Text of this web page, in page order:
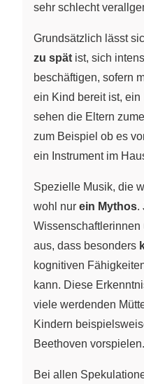
sehr schlecht
Grundsätzlich lässt
zu spät ist, sich
beschäftigen, sofern
ein Kind bereit ist, ein
sehen die Eltern
zum Beispiel ob es
ein Instrument im
Spezielle Musik, die
wohl nur ein Mythos.
Wissenschaftlerinnen
aus, dass besonders
kognitiven
kann. Diese
viele werdenden
Kindern
Beethoven vorspielen.
Bei allen